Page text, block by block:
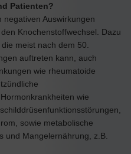
Patienten?
negativen Auswirkungen
Knochenstoffwechsel. Dazu
, die meist nach dem 50.
auftreten kann, auch
wie rheumatoide
wie
sowie metabolische
und Mangelernährung, z.B.